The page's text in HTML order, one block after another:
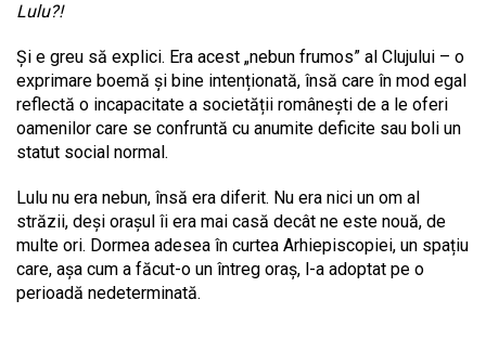
Lulu?!
Și e greu să explici. Era acest „nebun frumos” al Clujului – o
exprimare boemă și bine intenționată, însă care în mod egal
reflectă o incapacitate a societății românești de a le oferi
oamenilor care se confruntă cu anumite deficite sau boli un
statut social normal.
Lulu nu era nebun, însă era diferit. Nu era nici un om al
străzii, deși orașul îi era mai casă decât ne este nouă, de
multe ori. Dormea adesea în curtea Arhiepiscopiei, un spațiu
care, așa cum a făcut-o un întreg oraș, l-a adoptat pe o
perioadă nedeterminată.